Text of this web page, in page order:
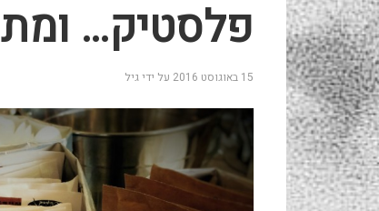
פלסטיק…
15 באוגוסט 2016 על ידיגיל